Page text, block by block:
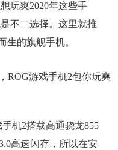
玩爽2020年这些手
不二选择。这里就推
生的旗舰手机。
机2搭载高通骁龙855
高速闪存，所以在安